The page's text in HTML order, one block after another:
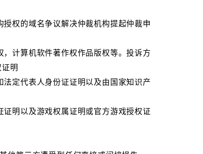
权的域名争议解决仲裁机构提起仲裁申
计算机软件著作权作品版权等。投诉方
明
定代表人身份证证明以及由国家知识产
明以及游戏权属证明或官方游戏授权证